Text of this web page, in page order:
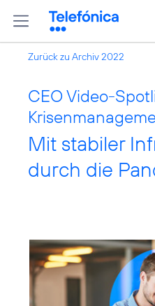
Zurück zu Archiv 2022
CEO Video-
Mit stabiler
durch die